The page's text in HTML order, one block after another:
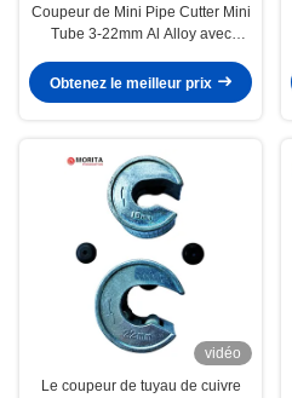
Coupeur de Mini Pipe Cutter Mini
Tube 3-22mm Al Alloy avec
travailler dans de petits
environnements de travail
Obtenez le meilleur prix
vidéo
Le coupeur de tuyau de cuivre